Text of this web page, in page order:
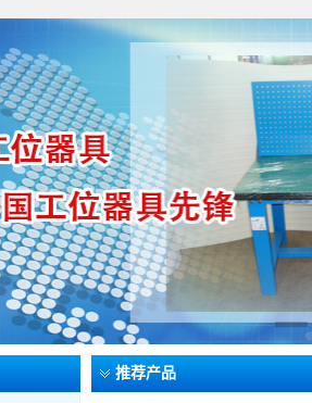
推荐产品